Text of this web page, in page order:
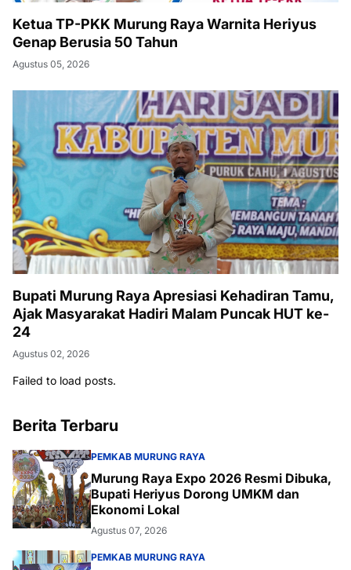
Ketua TP-PKK Murung Raya Warnita Heriyus
Genap Berusia 50 Tahun
Agustus 05, 2026
Bupati Murung Raya Apresiasi Kehadiran Tamu,
Ajak Masyarakat Hadiri Malam Puncak HUT ke-
24
Agustus 02, 2026
Failed to load posts.
Berita Terbaru
PEMKAB MURUNG RAYA
Murung Raya Expo 2026 Resmi Dibuka,
Bupati Heriyus Dorong UMKM dan
Ekonomi Lokal
Agustus 07, 2026
PEMKAB MURUNG RAYA